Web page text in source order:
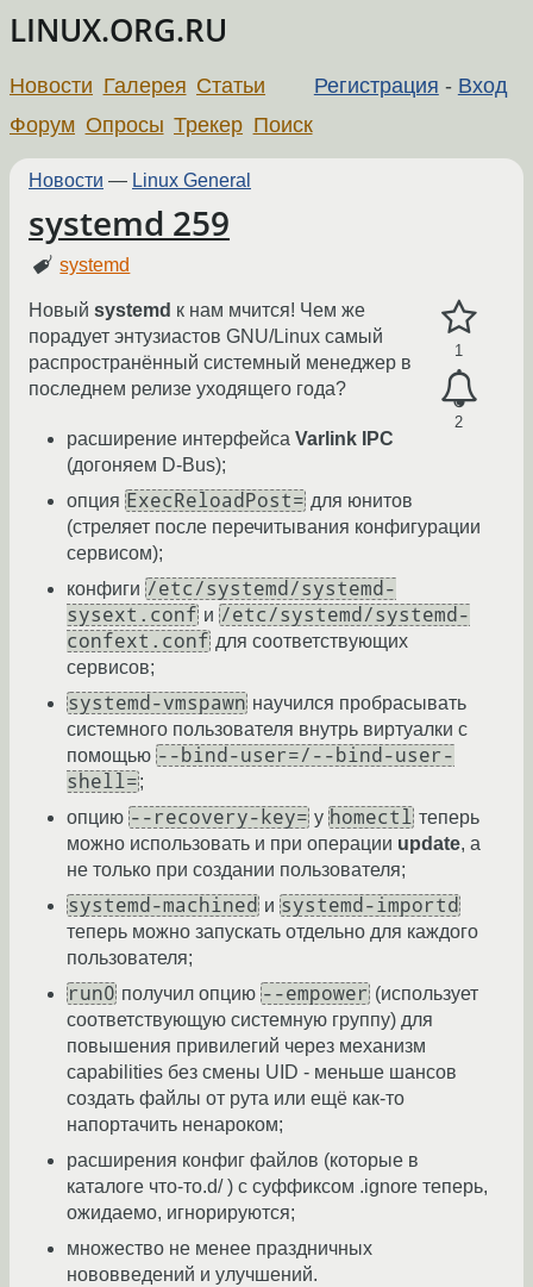
LINUX.ORG.RU
Регистрация - Вход
Новости Галерея Статьи
Форум Опросы Трекер Поиск
Новости — Linux General
systemd 259
systemd
1
2
Новый systemd к нам мчится! Чем же
порадует энтузиастов GNU/Linux самый
распространённый системный менеджер в
последнем релизе уходящего года?
расширение интерфейса Varlink IPC
(догоняем D-Bus);
опция ExecReloadPost= для юнитов
(стреляет после перечитывания конфигурации
сервисом);
конфиги /etc/systemd/systemd-
sysext.conf и /etc/systemd/systemd-
confext.conf для соответствующих
сервисов;
systemd-vmspawn научился пробрасывать
системного пользователя внутрь виртуалки с
помощью --bind-user=/--bind-user-
shell=;
опцию --recovery-key= у homectl теперь
можно использовать и при операции update, а
не только при создании пользователя;
systemd-machined и systemd-importd
теперь можно запускать отдельно для каждого
пользователя;
run0 получил опцию --empower (использует
соответствующую системную группу) для
повышения привилегий через механизм
capabilities без смены UID - меньше шансов
создать файлы от рута или ещё как-то
напортачить ненароком;
расширения конфиг файлов (которые в
каталоге что-то.d/ ) с суффиксом .ignore теперь,
ожидаемо, игнорируются;
множество не менее праздничных
нововведений и улучшений.